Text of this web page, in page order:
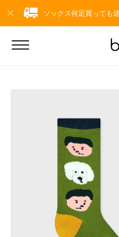
ソックス何足買っても